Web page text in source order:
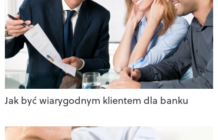
Jak być wiarygodnym klientem dla banku